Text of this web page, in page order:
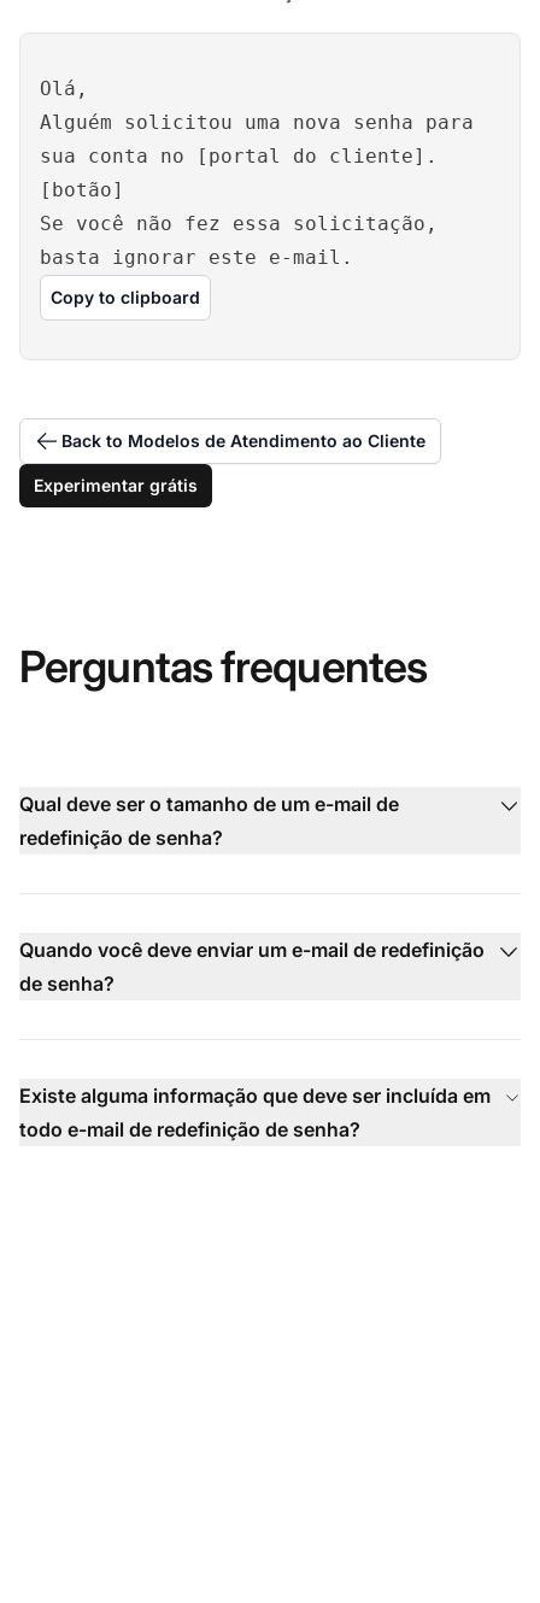
Olá,
Alguém solicitou uma nova senha para
sua conta no [portal do cliente].
[botão]
Se você não fez essa solicitação,
basta ignorar este e-mail.
Copy to clipboard
Back to Modelos de Atendimento ao Cliente
Experimentar grátis
Perguntas frequentes
Qual deve ser o tamanho de um e-mail de
redefinição de senha?
Quando você deve enviar um e-mail de redefinição
de senha?
Existe alguma informação que deve ser incluída em
todo e-mail de redefinição de senha?